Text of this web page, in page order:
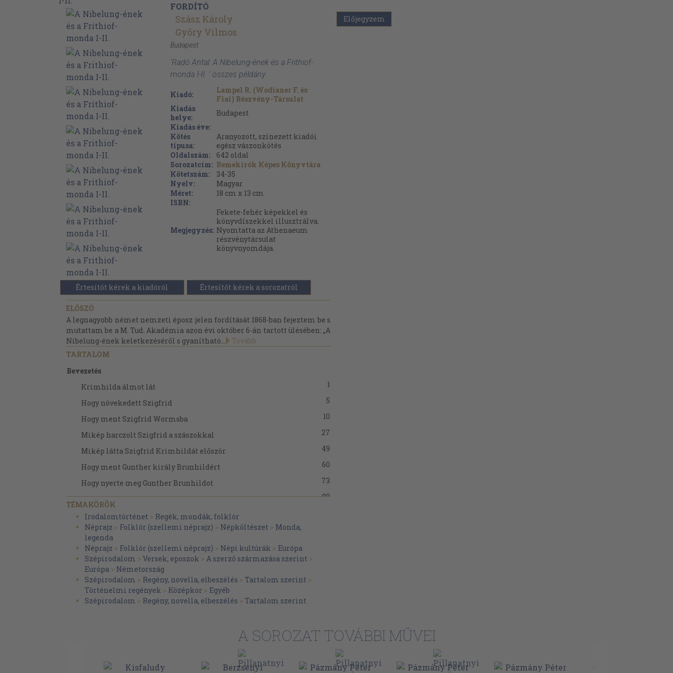
FORDÍTÓ
Szász Károly
Győry Vilmos
Budapest
'Radó Antal: A Nibelung-ének és a Frithiof-
monda I-II. ' összes példány
Kiadó:
Lampel R. (Wodianer F. és
Fiai) Részvény-Társulat
Kiadás
helye:
Budapest
Kiadás éve:
Kötés
típusa:
Aranyozott, színezett kiadói
egész vászonkötés
Oldalszám:
642 oldal
Sorozatcím: Remekírók Képes Könyvtára
Kötetszám:
34-35
Nyelv:
Magyar
Méret:
18 cm x 13 cm
ISBN:
Megjegyzés:
Fekete-fehér képekkel és
könyvdíszekkel illusztrálva.
Nyomtatta az Athenaeum
részvénytársulat
könyvnyomdája.
Értesítőt kérek a kiadóról Értesítőt kérek a sorozatról
ELŐSZÓ
A legnagyobb német nemzeti éposz jelen fordítását 1868-ban fejeztem be s
mutattam be a M. Tud. Akadémia azon évi október 6-án tartott ülésében: „A
Nibelung-ének keletkezéséről s gyanítható...
Tovább
TARTALOM
Bevezetés
Krimhilda álmot lát
1
Hogy növekedett Szigfrid
5
Hogy ment Szigfrid Wormsba
10
Mikép harczolt Szigfrid a szászokkal
27
Mikép látta Szigfrid Krimhildát először
49
Hogy ment Gunther király Brunhildért
60
Hogy nyerte meg Gunther Brunhildot
73
Hogy ment Szigfrid a Nibelungokért
89
Szigfridet előre küldik Wormsba
Hogy tartotta Gunther király lakodalmát Brunhildával
Hogy vitte haza Szigfrid a feleségét
Mikép hívta meg Gunther Szigfridet udvarába
Hogy mentek az udvarhoz
Hogy veszekedtek a királynék
185
Hogy ment haza Zsigmond, Krimhil pedig ott maradt
TÉMAKÖRÖK
Irodalomtörténet > Regék, mondák, folklór
Néprajz > Folklór (szellemi néprajz) > Népköltészet > Monda,
legenda
Néprajz > Folklór (szellemi néprajz) > Népi kultúrák > Európa
Szépirodalom > Versek, eposzok > A szerző származása szerint >
Európa > Németország
Szépirodalom > Regény, novella, elbeszélés > Tartalom szerint >
Történelmi regények > Középkor > Egyéb
Szépirodalom > Regény, novella, elbeszélés > Tartalom szerint
Előjegyzem
A SOROZAT TOVÁBBI MŰVEI